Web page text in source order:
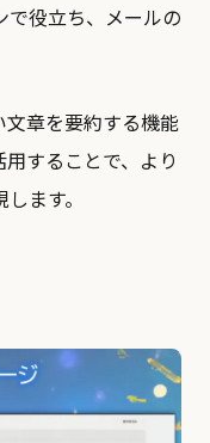
で役立ち、メールの
章を要約する機能
することで、より
ます。